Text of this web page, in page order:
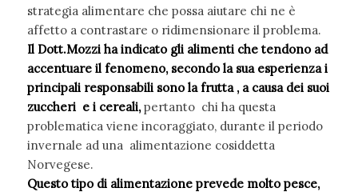
strategia alimentare che possa aiutare chi ne è
affetto a contrastare o ridimensionare il problema.
Il Dott.Mozzi ha indicato gli alimenti che tendono ad
accentuare il fenomeno, secondo la sua esperienza i
principali responsabili sono la frutta , a causa dei suoi
zuccheri e i cereali,pertanto chi ha questa
problematica viene incoraggiato, durante il periodo
invernale ad una alimentazione cosiddetta
Norvegese.
Questo tipo di alimentazione prevede molto pesce,